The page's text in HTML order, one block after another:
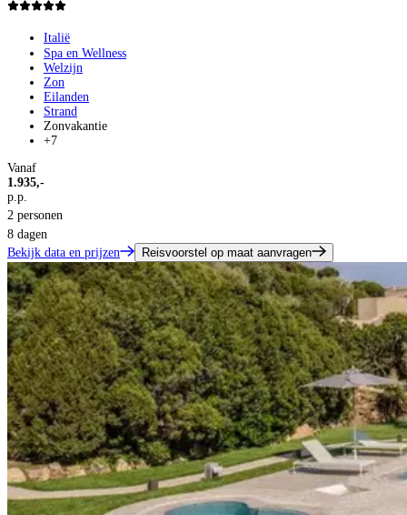
Italië
Spa en Wellness
Welzijn
Zon
Eilanden
Strand
Zonvakantie
+7
Vanaf
1.935,-
p.p.
2 personen
8 dagen
Bekijk data en prijzen
Reisvoorstel op maat aanvragen